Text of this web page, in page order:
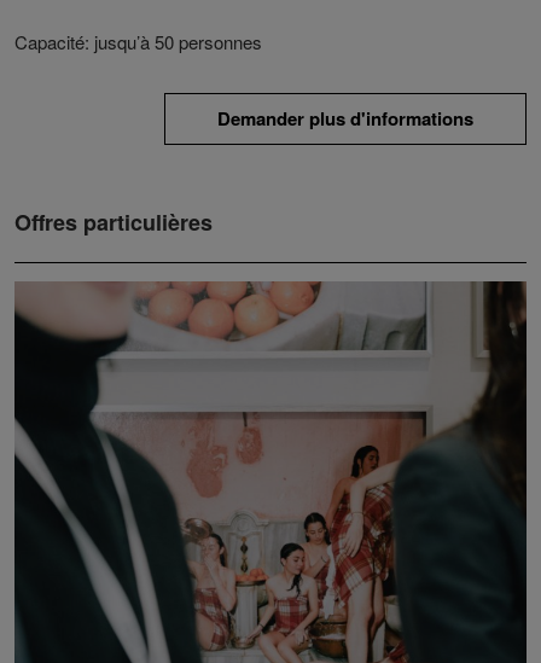
Capacité: jusqu’à 50 personnes
Demander plus d'informations
Offres particulières